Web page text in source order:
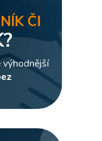
ČI
výhodnější